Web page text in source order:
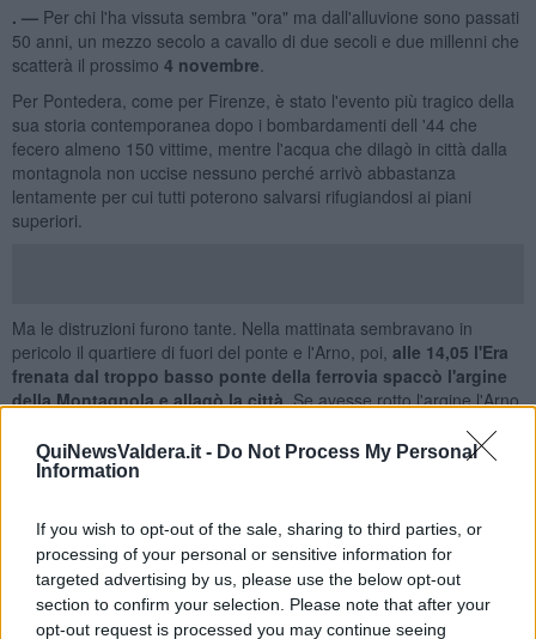
QuiNewsValdera.it - Do Not Process My Personal
Information
If you wish to opt-out of the sale, sharing to third parties, or
processing of your personal or sensitive information for
targeted advertising by us, please use the below opt-out
section to confirm your selection. Please note that after your
opt-out request is processed you may continue seeing
. — Per chi l'ha vissuta sembra "ora" ma dall'alluvione sono passati
50 anni, un mezzo secolo a cavallo di due secoli e due millenni che
scatterà il prossimo 4 novembre
Per Pontedera, come per Firenze, è stato l'evento più tragico della
sua storia contemporanea dopo i bombardamenti dell '44 che
fecero almeno 150 vittime, mentre l'acqua che dilagò in città dalla
montagnola non uccise nessuno perché arrivò abbastanza
lentamente per cui tutti poterono salvarsi rifugiandosi ai piani
superiori.
Ma le distruzioni furono tante. Nella mattinata sembravano in
pericolo il quartiere di fuori del ponte e l'Arno, poi, alle 14,05 l'Era
frenata dal troppo basso ponte della ferrovia spaccò l'argine
della Montagnola e allagò la città.Se avesse rotto l'argine l'Arno
morto del 4 novembre 1966 era già nella bara che fu travolta
dall'acqua nella chiesa della Misericordia dove era in attesa del
Per ricordare quei giorni e per fare il punto sul livello di difese
raggiunto, scolmatore, argini e casse di esondazione,
l'amministrazione comunale sta preparando un comitato col
compito di organizzare commemorazioni, convegni, mostre e
iniziative varie che avranno come punto di riferimento anche il